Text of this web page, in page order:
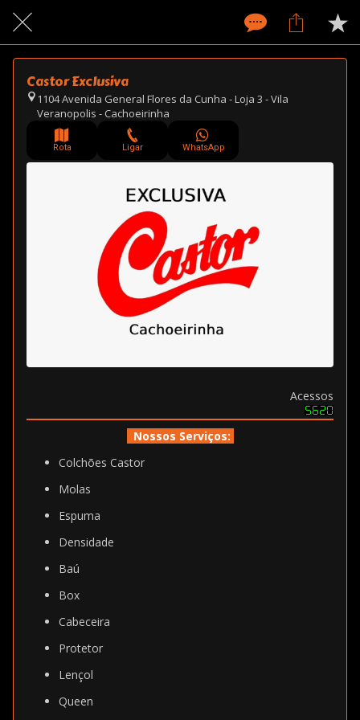
Castor Exclusiva
1104 Avenida General Flores da Cunha - Loja 3 - Vila
Veranopolis - Cachoeirinha
Rota Ligar WhatsApp
Acessos
Nossos Serviços:
Colchões Castor
Molas
Espuma
Densidade
Baú
Box
Cabeceira
Protetor
Lençol
Queen